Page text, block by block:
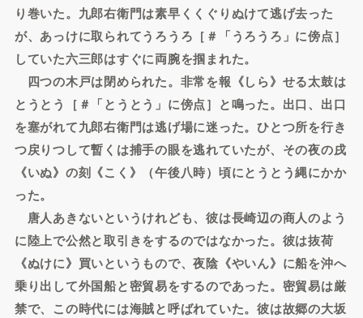
り巻いた。九郎右衛門は素早くくぐりぬけて逃げ去った
が、あっけに取られてうろうろ［＃「うろうろ」に傍点］
していた六三郎はすぐに両腕を掴まれた。
四つの木戸は閉められた。非常を報《しら》せる太鼓は
とうとう［＃「とうとう」に傍点］と鳴った。出口、出口
を塞がれて九郎右衛門は逃げ場に迷った。ひとつ所を行き
つ戻りつして暫くは捕手の眼を逃れていたが、その夜の戌
《いぬ》の刻《こく》（午後八時）頃にとうとう縄にかか
った。
唐人あきないというけれども、彼は長崎辺の商人のよう
に陸上で公然と取引きをするのではなかった。彼は抜荷
《ぬけに》買いというもので、夜陰《やいん》に船を沖へ
乗り出して外国船と密貿易をするのであった。密貿易は厳
禁で、この時代には海賊と呼ばれていた。彼は故郷の大坂